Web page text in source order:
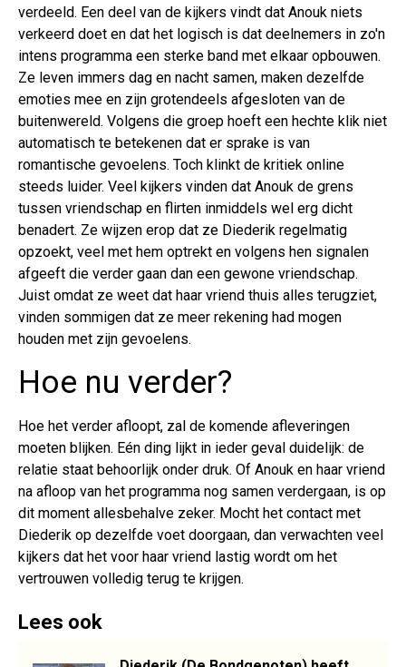
verdeeld. Een deel van de kijkers vindt dat Anouk niets
verkeerd doet en dat het logisch is dat deelnemers in zo'n
intens programma een sterke band met elkaar opbouwen.
Ze leven immers dag en nacht samen, maken dezelfde
emoties mee en zijn grotendeels afgesloten van de
buitenwereld. Volgens die groep hoeft een hechte klik niet
automatisch te betekenen dat er sprake is van
romantische gevoelens. Toch klinkt de kritiek online
steeds luider. Veel kijkers vinden dat Anouk de grens
tussen vriendschap en flirten inmiddels wel erg dicht
benadert. Ze wijzen erop dat ze Diederik regelmatig
opzoekt, veel met hem optrekt en volgens hen signalen
afgeeft die verder gaan dan een gewone vriendschap.
Juist omdat ze weet dat haar vriend thuis alles terugziet,
vinden sommigen dat ze meer rekening had mogen
houden met zijn gevoelens.
Hoe nu verder?
Hoe het verder afloopt, zal de komende afleveringen
moeten blijken. Eén ding lijkt in ieder geval duidelijk: de
relatie staat behoorlijk onder druk. Of Anouk en haar vriend
na afloop van het programma nog samen verdergaan, is op
dit moment allesbehalve zeker. Mocht het contact met
Diederik op dezelfde voet doorgaan, dan verwachten veel
kijkers dat het voor haar vriend lastig wordt om het
vertrouwen volledig terug te krijgen.
Lees ook